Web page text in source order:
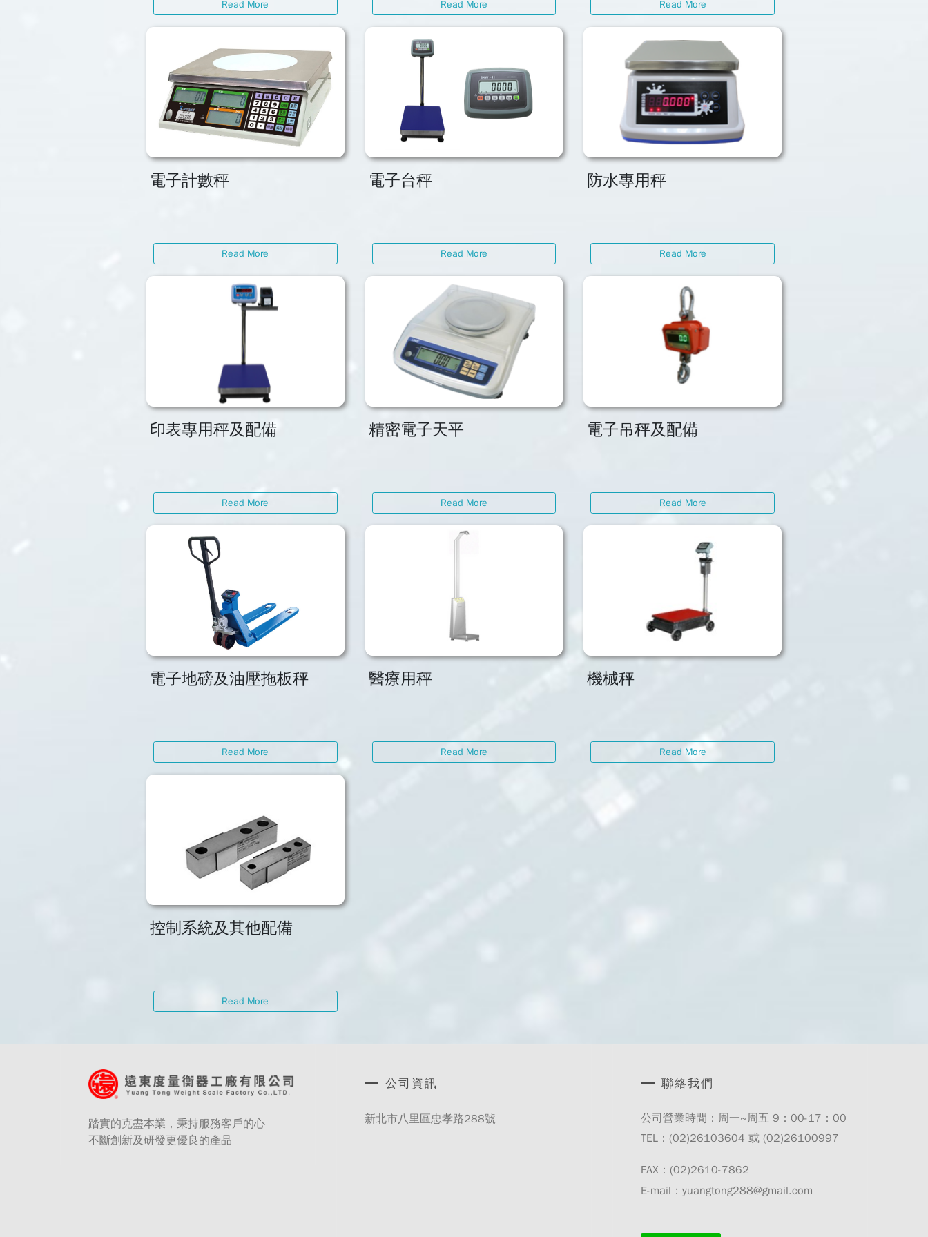
Read More Read More Read More
電子計數秤
Read More
電子台秤
Read More
防水專用秤
Read More
印表專用秤及配備
Read More
精密電子天平
Read More
電子吊秤及配備
Read More
電子地磅及油壓拖板秤
Read More
醫療用秤
Read More
機械秤
Read More
控制系統及其他配備
Read More
踏實的克盡本業，秉持服務客戶的心
不斷創新及研發更優良的產品
公司資訊
新北市八里區忠孝路288號
聯絡我們
公司營業時間：周一~周五 9：00-17：00
TEL：(02)26103604 或 (02)26100997
FAX：(02)2610-7862
E-mail：yuangtong288@gmail.com